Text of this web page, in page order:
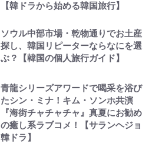
【韓ドラから始める韓国旅行】
ソウル中部市場・乾物通りでお土産
探し、韓国リピーターならなにを選
ぶ？【韓国の個人旅行ガイド】
青龍シリーズアワードで喝采を浴び
たシン・ミナ！キム・ソンホ共演
『海街チャチャチャ』真夏にお勧め
の癒し系ラブコメ！【サランヘジョ
韓ドラ】